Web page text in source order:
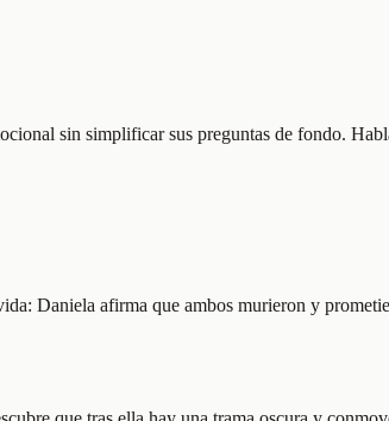
sin simplificar sus preguntas de fondo.
Daniela afirma que ambos murieron y